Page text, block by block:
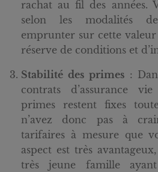
rachat au fil des années.
selon les modalités
emprunter sur cette
réserve de conditions et
Stabilité des primes:
contrats d’assurance
primes restent fixes
n’avez donc pas à
tarifaires à mesure que
aspect est très
très jeune famille